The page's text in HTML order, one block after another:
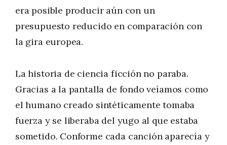
era posible producir aún con un
presupuesto reducido en comparación con
la gira europea.
La historia de ciencia ficción no paraba.
Gracias a la pantalla de fondo veíamos como
el humano creado sintéticamente tomaba
fuerza y se liberaba del yugo al que estaba
sometido. Conforme cada canción aparecía y